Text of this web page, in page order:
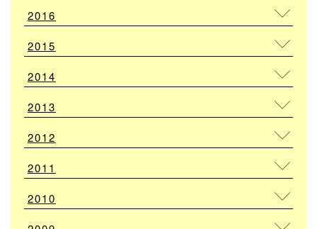
2016
2015
2014
2013
2012
2011
2010